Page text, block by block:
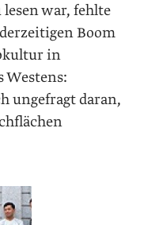
war, fehlte
Boom
in
Westens:
ungefragt daran,